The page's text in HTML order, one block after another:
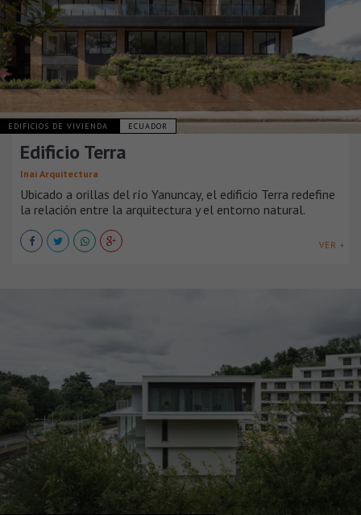
EDIFICIOS DE VIVIENDA ECUADOR
Edificio Terra
Inai Arquitectura
Ubicado a orillas del río Yanuncay, el edificio Terra redefine
la relación entre la arquitectura y el entorno natural.
VER +